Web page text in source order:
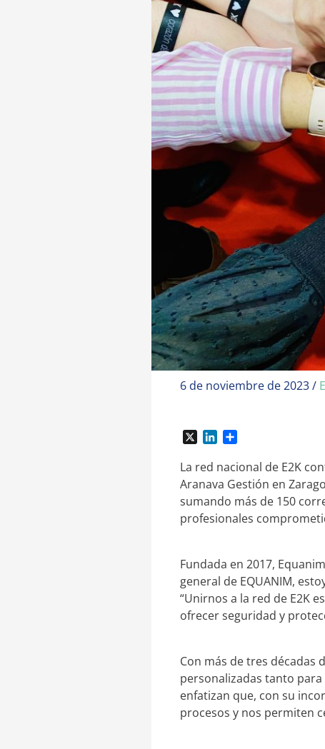
6 de noviembre de 2023/
n
k
e
d
I
m
p
r
t
La red nacional de E2K
Aranava Gestión en
sumando más de 150
profesionales
Fundada en 2017,
general de EQUANIM,
“Unirnos a la red de E2K
ofrecer seguridad y
Con más de tres décadas
personalizadas tanto
enfatizan que, con su
procesos y nos permiten